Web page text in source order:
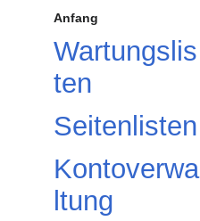
Anfang
Wartungslis
ten
Seitenlisten
Kontoverwa
ltung